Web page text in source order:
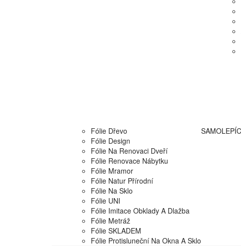
Fólie Dřevo
Fólie Design
Fólie Na Renovaci Dveří
Fólie Renovace Nábytku
Fólie Mramor
Fólie Natur Přírodní
Fólie Na Sklo
Fólie UNI
Fólie Imitace Obklady A Dlažba
Fólie Metráž
Fólie SKLADEM
Fólie Protisluneční Na Okna A Sklo